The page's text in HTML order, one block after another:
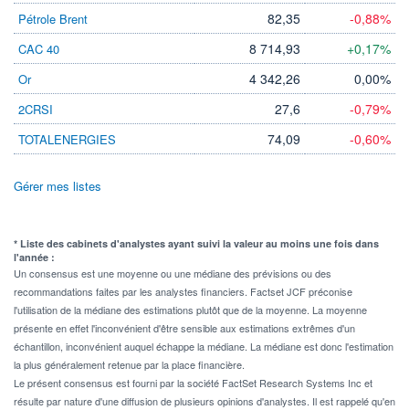
Pétrole Brent 82,35 -0,88%
CAC 40 8 714,93 +0,17%
Or 4 342,26 0,00%
2CRSI 27,6 -0,79%
TOTALENERGIES 74,09 -0,60%
Gérer mes listes
* Liste des cabinets d'analystes ayant suivi la valeur au moins une fois dans
l'année :
Un consensus est une moyenne ou une médiane des prévisions ou des
recommandations faites par les analystes financiers. Factset JCF préconise
l'utilisation de la médiane des estimations plutôt que de la moyenne. La moyenne
présente en effet l'inconvénient d'être sensible aux estimations extrêmes d'un
échantillon, inconvénient auquel échappe la médiane. La médiane est donc l'estimation
la plus généralement retenue par la place financière.
Le présent consensus est fourni par la société FactSet Research Systems Inc et
résulte par nature d'une diffusion de plusieurs opinions d'analystes. Il est rappelé qu'en